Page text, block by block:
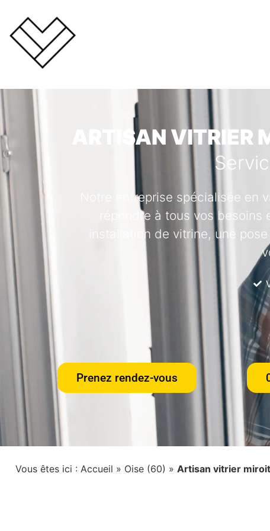
ARTISAN
Notre entreprise spécialisée
répondre à tous vos
installation de vitrine, une
Prenez rendez-vous
Vous êtes ici : Accueil » Oise (60) » Artisan vitrier